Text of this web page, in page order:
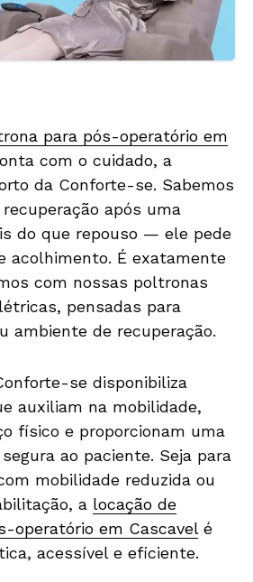
para pós-operatório em
com o cuidado, a
da Conforte-se. Sabemos
após uma
do que repouso — ele pede
acolhimento. É exatamente
com nossas poltronas
pensadas para
ambiente de recuperação.
se disponibiliza
auxiliam na mobilidade,
físico e proporcionam uma
ao paciente. Seja para
mobilidade reduzida ou
a locação de
operatório em Cascavelé
acessível e eficiente.